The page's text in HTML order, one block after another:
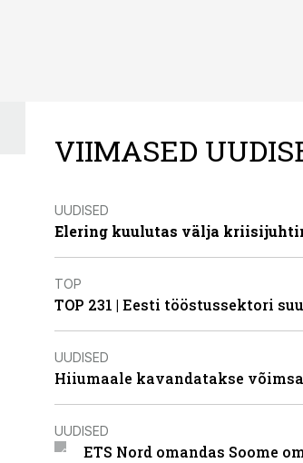
VIIMASED
UUDISED
Elering kuulutas välja
TOP
TOP 231 | Eesti tööstussektori
UUDISED
Hiiumaale kavandatakse
UUDISED
ETS Nord omandas Soome